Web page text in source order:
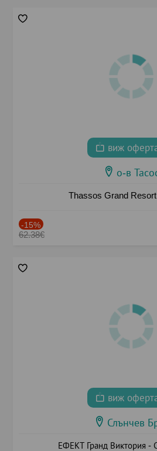
виж
о-в
Thassos Grand Resort
-15%
62.38€
виж
Слънчев
ЕФЕКТ Гранд Виктория -